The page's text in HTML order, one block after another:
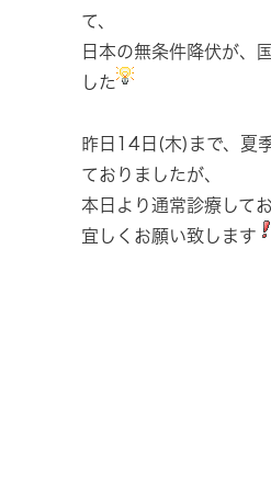
て、
日本の無条件降伏が、
した
昨日14日(木)まで、夏
ておりましたが、
本日より通常診療して
宜しくお願い致します